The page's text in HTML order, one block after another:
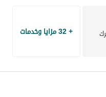
+ 32 مزايا وخدمات